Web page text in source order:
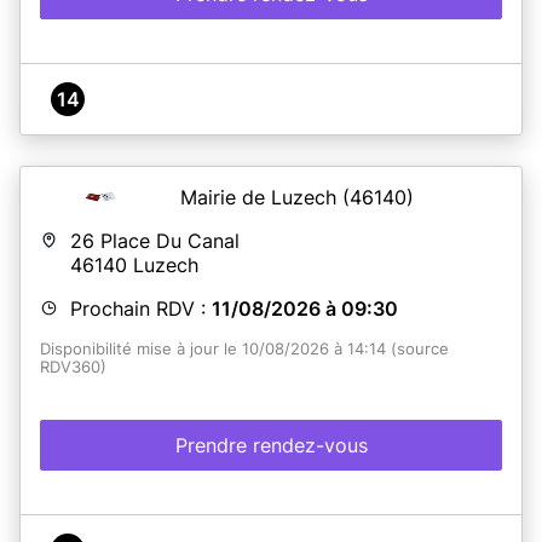
14
Mairie de Luzech (46140)
26 Place Du Canal
46140 Luzech
Prochain RDV : 11/08/2026 à 09:30
Disponibilité mise à jour le 10/08/2026 à 14:14 (source
RDV360)
Prendre rendez-vous